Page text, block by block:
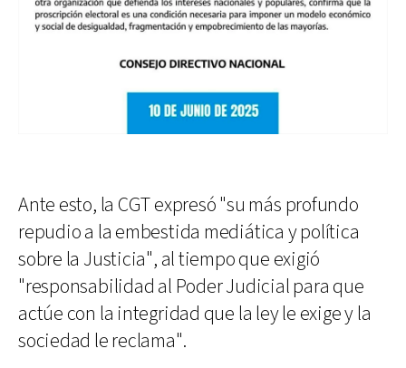
Ante esto, la CGT expresó "su más profundo
repudio a la embestida mediática y política
sobre la Justicia", al tiempo que exigió
"responsabilidad al Poder Judicial para que
actúe con la integridad que la ley le exige y la
sociedad le reclama".